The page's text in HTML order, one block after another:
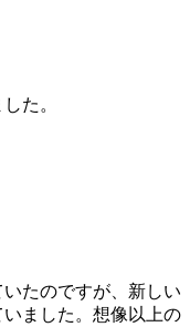
た。
たのですが、新しい
ました。想像以上の